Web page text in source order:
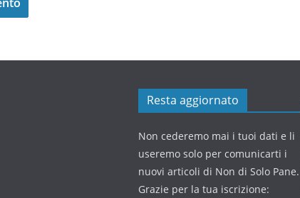
Resta aggiornato
Non cederemo mai i tuoi dati e li
useremo solo per comunicarti i
nuovi articoli di Non di Solo Pane.
Grazie per la tua iscrizione: